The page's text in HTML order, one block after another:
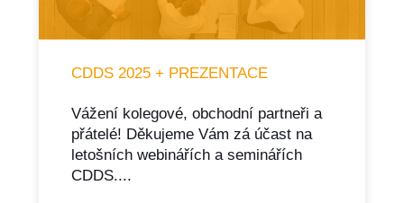
CDDS 2025 + PREZENTACE
Vážení kolegové, obchodní partneři a
přátelé! Děkujeme Vám zá účast na
letošních webinářích a seminářích
CDDS....